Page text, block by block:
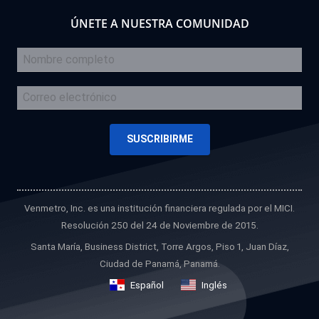
ÚNETE A NUESTRA COMUNIDAD
Venmetro, Inc. es una institución financiera regulada por el MICI.
Resolución 250 del 24 de Noviembre de 2015.
Santa María, Business District, Torre Argos, Piso 1, Juan Díaz,
Ciudad de Panamá, Panamá.
Español
Inglés